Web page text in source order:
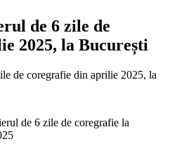
de 6 zile de
2025, la București
de 6 zile de coregrafie la